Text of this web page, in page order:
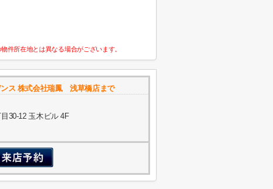
件所在地とは異なる場合がございます。
ンス 株式会社瑞鳳 浅草橋店まで
30-12 玉木ビル 4F